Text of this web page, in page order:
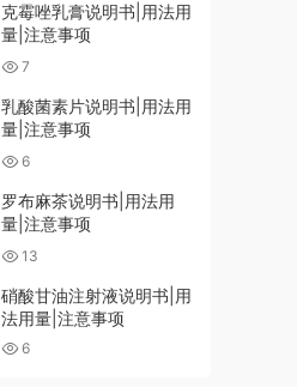
克霉唑乳膏说明书|用法用
量|注意事项
7
乳酸菌素片说明书|用法用
量|注意事项
6
罗布麻茶说明书|用法用
量|注意事项
13
硝酸甘油注射液说明书|用
法用量|注意事项
6